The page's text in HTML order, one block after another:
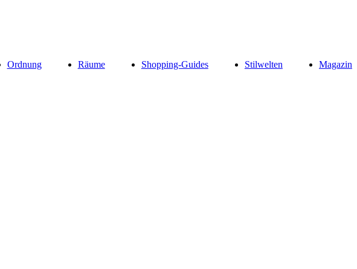
Ordnung Räume Shopping-Guides Stilwelten Magazin